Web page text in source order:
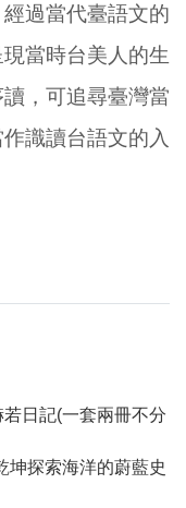
過當代臺語文的
當時台美人的生
，可追尋臺灣當
識讀台語文的入
日記(一套兩冊不分
坤探索海洋的蔚藍史